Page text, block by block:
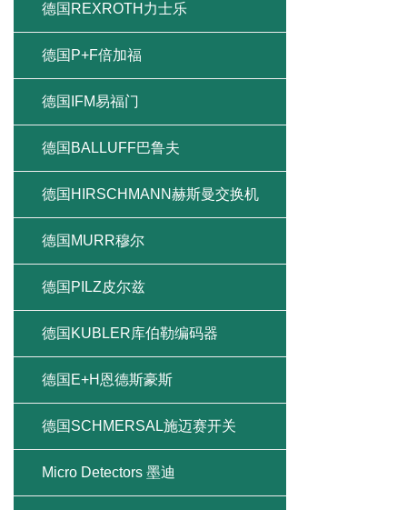
德国REXROTH力士乐
德国P+F倍加福
德国IFM易福门
德国BALLUFF巴鲁夫
德国HIRSCHMANN赫斯曼交换机
德国MURR穆尔
德国PILZ皮尔兹
德国KUBLER库伯勒编码器
德国E+H恩德斯豪斯
德国SCHMERSAL施迈赛开关
Micro Detectors 墨迪